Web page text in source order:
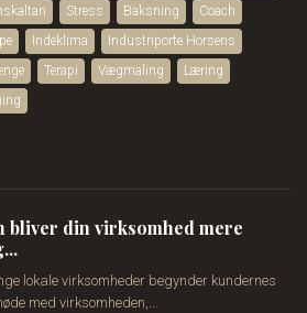
Stress Baksning
Coach
Indeklima
Industriporte Horsens
Terapi Vægmaling
Læring
bliver din virksomhed mere
lokale virksomheder begynder kundernes
med virksomheden,...